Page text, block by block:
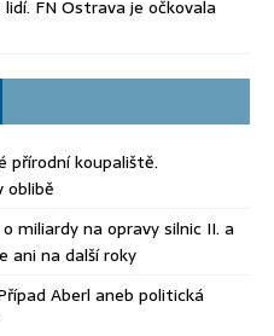
FN Ostrava je očkovala
přírodní koupaliště.
oblibě
miliardy na opravy silnic II. a
ani na další roky
Aberl aneb politická